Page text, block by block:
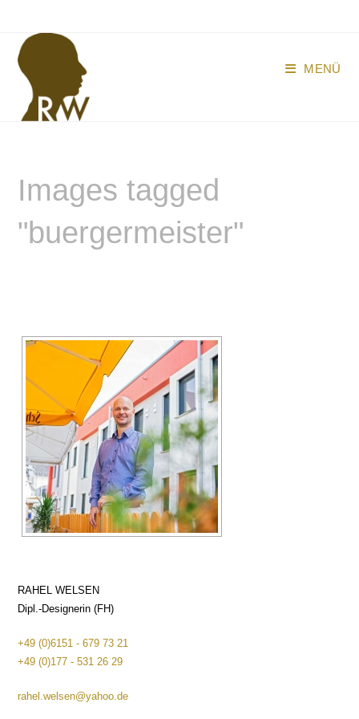
springen
MENÜ
Images tagged
"buergermeister"
RAHEL WELSEN
Dipl.-Designerin (FH)
+49 (0)6151 - 679 73 21
+49 (0)177 - 531 26 29
rahel.welsen@yahoo.de